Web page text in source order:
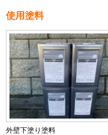
使用塗料
外壁下塗り塗料